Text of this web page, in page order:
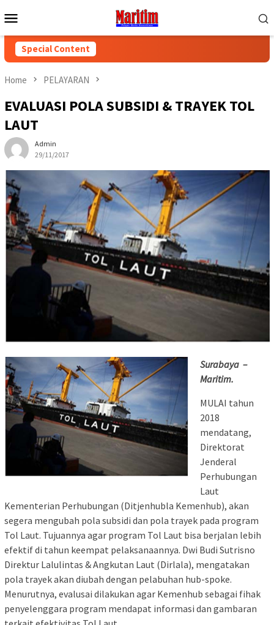
to
Menu
Special Content
Home PELAYARAN
EVALUASI POLA SUBSIDI & TRAYEK TOL
LAUT
Admin
29/11/2017
Surabaya –
Maritim.
MULAI tahun
2018
mendatang,
Direktorat
Jenderal
Perhubungan
Laut
Kementerian Perhubungan (Ditjenhubla Kemenhub), akan
segera mengubah pola subsidi dan pola trayek pada program
Tol Laut. Tujuannya agar program Tol Laut bisa berjalan lebih
efektif di tahun keempat pelaksanaannya. Dwi Budi Sutrisno
Direktur Lalulintas & Angkutan Laut (Dirlala), mengatakan
pola trayek akan diubah dengan pelabuhan hub-spoke.
Menurutnya, evalusai dilakukan agar Kemenhub sebagai fihak
penyelenggara program mendapat informasi dan gambaran